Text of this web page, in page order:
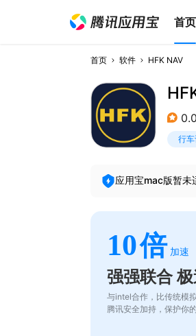
首页
首页 软件 HFK NAV
0.0
行
应用宝mac版暂未
10倍 加速
强强联合
与intel合作，比传统模
腾讯安全加持，保护你